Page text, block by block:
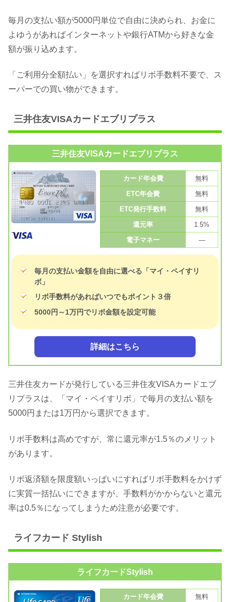
毎月の支払い額が5000円単位で自由に決められ、お金に
よゆうがあればインターネットや銀行ATMから好きな金
額が振り込めます。
「ご利用分全額払い」を選択すればリボ手数料不要で、ス
ーパーでの買い物ができます。
三井住友VISAカードエブリプラス
三井住友VISAカードエブリプラス
カード年会費
無料
ETC年会費
無料
ETC発行手数料
無料
還元率
1.5%
電子マネー
—
毎月の支払い金額を自由に選べる「マイ・ペイすリ
ボ」
リボ手数料があればいつでもポイント３倍
5000円～1万円でリボ金額を設定可能
詳細はこちら
三井住友カードが発行している三井住友VISAカードエブ
リプラスは、「マイ・ペイすリボ」で毎月の支払い額を
5000円または1万円から選択できます。
リボ手数料は高めですが、常に還元率が1.5％のメリット
があります。
リボ返済額を限度額いっぱいにすればリボ手数料をかけず
に実質一括払いにできますが、手数料がかからないと還元
率は0.5％になってしまうため注意が必要です。
ライフカード Stylish
ライフカードStylish
カード年会費
無料